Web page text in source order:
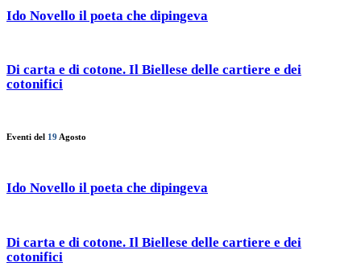
Ido Novello il poeta che dipingeva
Di carta e di cotone. Il Biellese delle cartiere e dei
cotonifici
Eventi del 19 Agosto
Ido Novello il poeta che dipingeva
Di carta e di cotone. Il Biellese delle cartiere e dei
cotonifici